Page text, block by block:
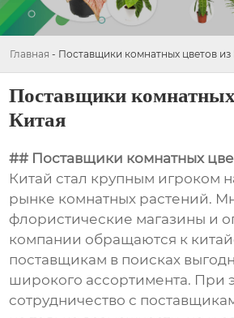
Главная - Поставщики комнатных цветов из
Поставщики комнатных
Китая
## Поставщики комнатных
Китай стал крупным игроком
рынке комнатных растений.
флористические магазины и
компании обращаются к
поставщикам в поисках
широкого ассортимента. При
сотрудничество с